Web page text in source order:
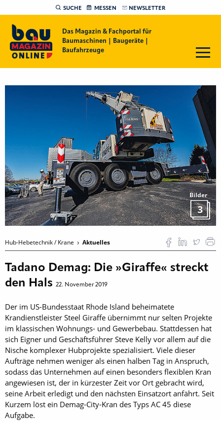
SUCHE MESSEN NEWSLETTER
Das Magazin & Fachportal für
Baumaschinen | Baugeräte |
Baufahrzeuge
Bilder
3
Hub-Hebetechnik / Krane Aktuelles
Tadano Demag: Die »Giraffe« streckt
den Hals 22. November 2019
Der im US-Bundesstaat Rhode Island beheimatete
Krandienstleister Steel Giraffe übernimmt nur selten Projekte
im klassischen Wohnungs- und Gewerbebau. Stattdessen hat
sich Eigner und Geschäftsführer Steve Kelly vor allem auf die
Nische komplexer Hubprojekte spezialisiert. Viele dieser
Aufträge nehmen weniger als einen halben Tag in Anspruch,
sodass das Unternehmen auf einen besonders flexiblen Kran
angewiesen ist, der in kürzester Zeit vor Ort gebracht wird,
seine Arbeit erledigt und den nächsten Einsatzort anfährt. Seit
Kurzem löst ein Demag-City-Kran des Typs AC 45 diese
Aufgabe.